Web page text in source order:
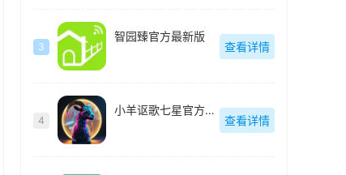
3
智园臻官方最新版
查看详情
4
小羊讴歌七星官方最新版
查看详情